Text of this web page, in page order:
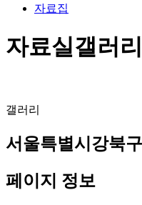
자료집
자료실갤러리
갤러리
서울특별시강북
페이지 정보